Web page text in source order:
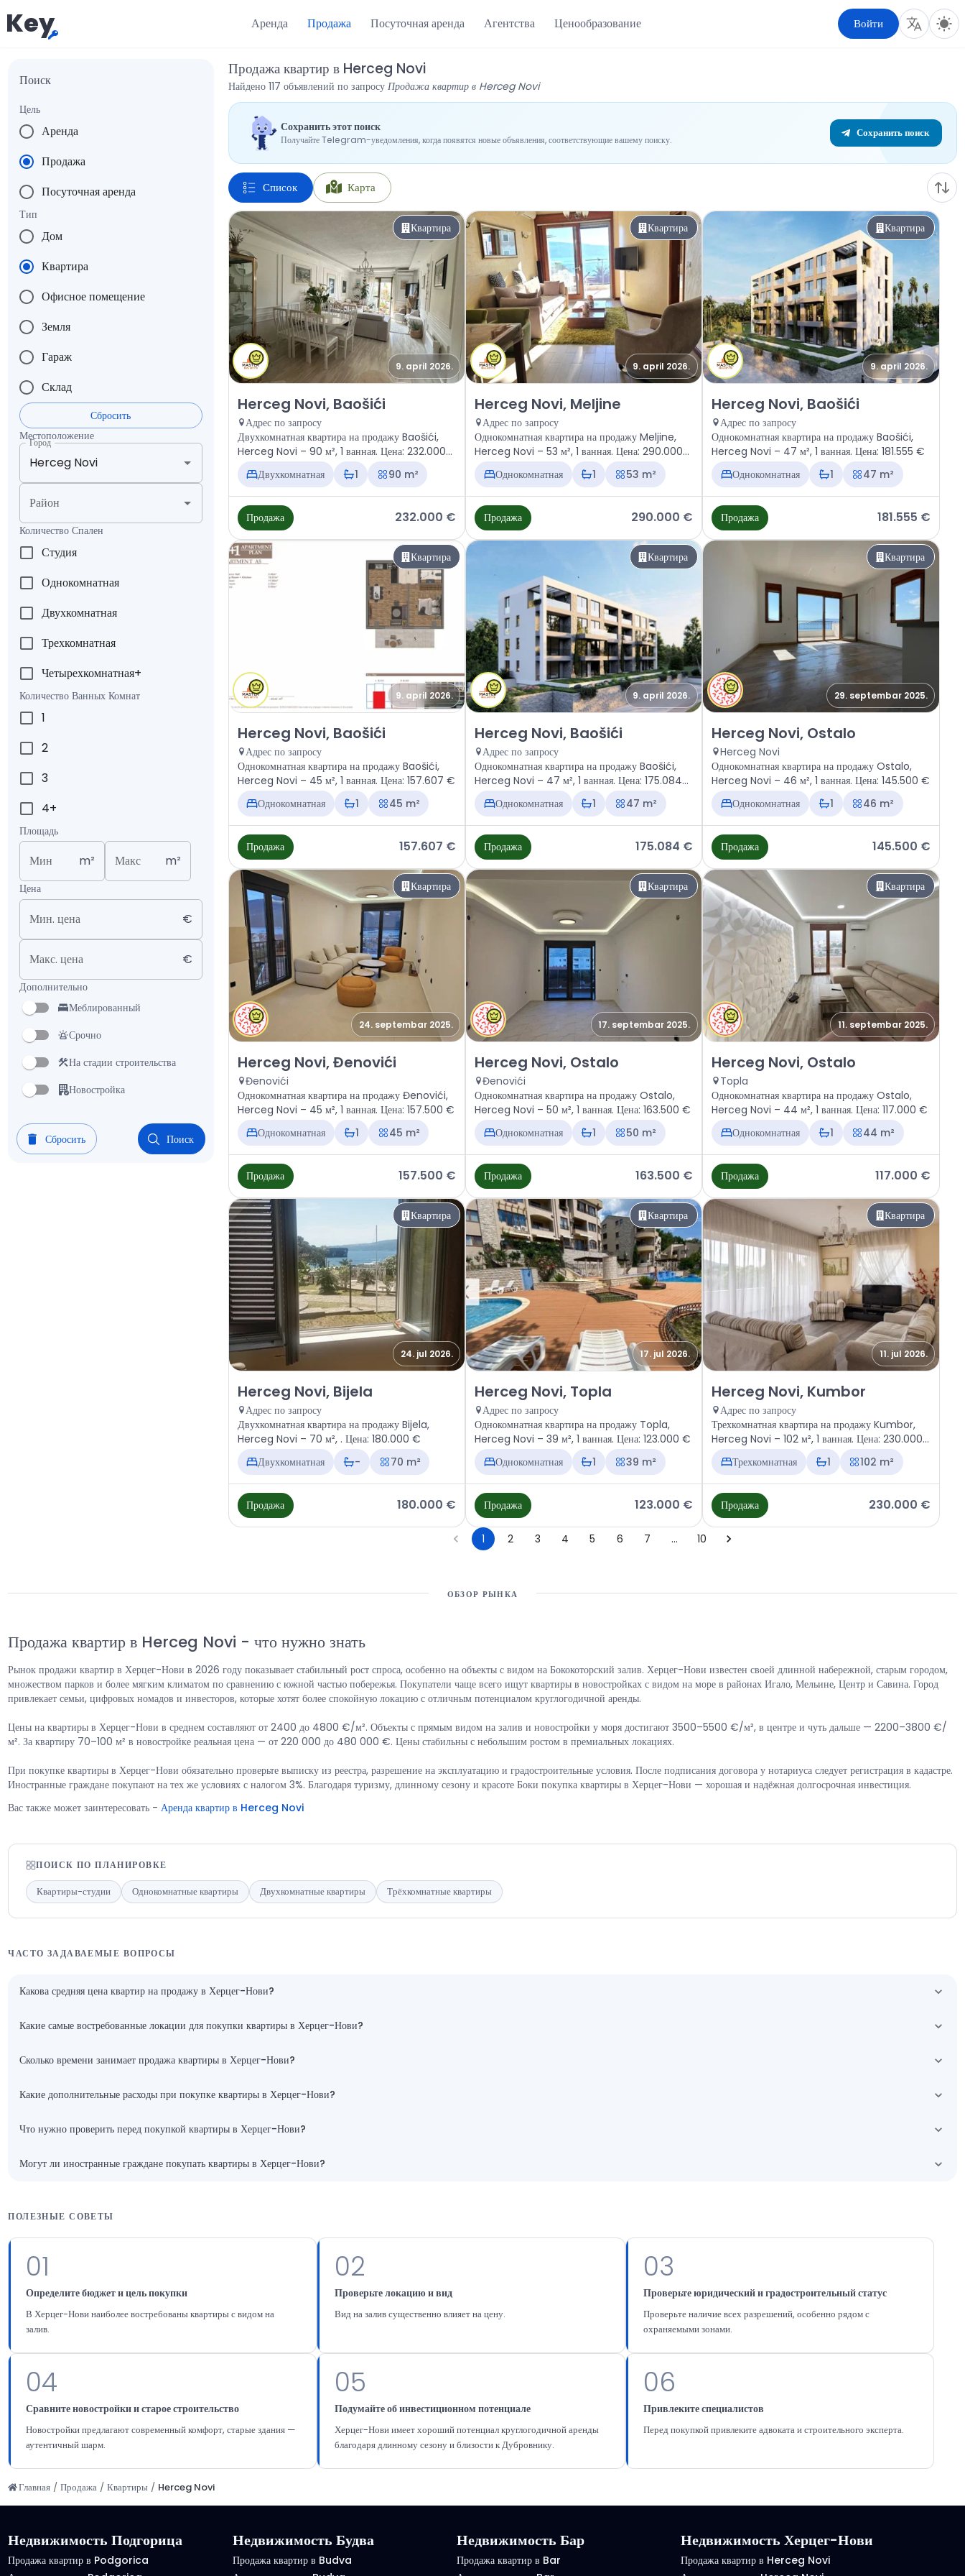
Key Аренда Продажа Посуточная аренда Агентства Ценообразование Войти
Поиск
Цель
Аренда
Продажа
Посуточная аренда
Тип
Дом
Квартира
Офисное помещение
Земля
Гараж
Склад
Сбросить
Местоположение
Город
Район
Количество Спален
Студия
Однокомнатная
Двухкомнатная
Трехкомнатная
Четырехкомнатная+
Количество Ванных Комнат
1
2
3
4+
Площадь
Мин m² Макс m²
Цена
Мин. цена €
Макс. цена €
Дополнительно
Меблированный
Срочно
На стадии строительства
Новостройка
Сбросить Поиск
Продажа квартир в Herceg Novi
Найдено 117 объявлений по запросу Продажа квартир в Herceg Novi
Сохранить этот поиск
Получайте Telegram-уведомления, когда появятся новые объявления, соответствующие вашему поиску.
Сохранить поиск
Список Карта
Квартира
9. april 2026.
Продажа - Квартира Herceg Novi, Baošići
Herceg Novi, Baošići
Адрес по запросу
Двухкомнатная квартира на продажу Baošići,
Herceg Novi – 90 м², 1 ванная. Цена: 232.000
€
Двухкомнатная 1 90 m²
Продажа 232.000 €
Квартира
9. april 2026.
Продажа - Квартира Herceg Novi, Meljine
Herceg Novi, Meljine
Адрес по запросу
Однокомнатная квартира на продажу Meljine,
Herceg Novi – 53 м², 1 ванная. Цена: 290.000
€
Однокомнатная 1 53 m²
Продажа 290.000 €
Квартира
9. april 2026.
Продажа - Квартира Herceg Novi, Baošići
Herceg Novi, Baošići
Адрес по запросу
Однокомнатная квартира на продажу Baošići,
Herceg Novi – 47 м², 1 ванная. Цена: 181.555 €
Однокомнатная
1 47 m²
Продажа 181.555 €
Квартира
9. april 2026.
Продажа - Квартира Herceg Novi, Baošići
Herceg Novi, Baošići
Адрес по запросу
Однокомнатная квартира на продажу Baošići,
Herceg Novi – 45 м², 1 ванная. Цена: 157.607 €
Однокомнатная
1 45 m²
Продажа 157.607 €
Квартира
9. april 2026.
Продажа - Квартира Herceg Novi, Baošići
Herceg Novi, Baošići
Адрес по запросу
Однокомнатная квартира на продажу Baošići,
Herceg Novi – 47 м², 1 ванная. Цена: 175.084
€
Однокомнатная 1 47 m²
Продажа 175.084 €
Квартира
29. septembar 2025.
Продажа - Квартира Herceg Novi, Ostalo
Herceg Novi, Ostalo
Herceg Novi
Однокомнатная квартира на продажу Ostalo,
Herceg Novi – 46 м², 1 ванная. Цена: 145.500 €
Однокомнатная
1 46 m²
Продажа 145.500 €
Квартира
24. septembar 2025.
Продажа - Квартира Herceg Novi, Đenovići
Herceg Novi, Đenovići
Đenovići
Однокомнатная квартира на продажу Đenovići,
Herceg Novi – 45 м², 1 ванная. Цена: 157.500 €
Однокомнатная
1 45 m²
Продажа 157.500 €
Квартира
17. septembar 2025.
Продажа - Квартира Herceg Novi, Ostalo
Herceg Novi, Ostalo
Đenovići
Однокомнатная квартира на продажу Ostalo,
Herceg Novi – 50 м², 1 ванная. Цена: 163.500 €
Однокомнатная
1 50 m²
Продажа 163.500 €
Квартира
11. septembar 2025.
Продажа - Квартира Herceg Novi, Ostalo
Herceg Novi, Ostalo
Topla
Однокомнатная квартира на продажу Ostalo,
Herceg Novi – 44 м², 1 ванная. Цена: 117.000 €
Однокомнатная
1 44 m²
Продажа 117.000 €
Квартира
24. jul 2026.
Продажа - Квартира Herceg Novi, Bijela
Herceg Novi, Bijela
Адрес по запросу
Двухкомнатная квартира на продажу Bijela,
Herceg Novi – 70 м², . Цена: 180.000 €
Двухкомнатная
- 70 m²
Продажа 180.000 €
Квартира
17. jul 2026.
Продажа - Квартира Herceg Novi, Topla
Herceg Novi, Topla
Адрес по запросу
Однокомнатная квартира на продажу Topla,
Herceg Novi – 39 м², 1 ванная. Цена: 123.000 €
Однокомнатная
1 39 m²
Продажа 123.000 €
Квартира
11. jul 2026.
Продажа - Квартира Herceg Novi, Kumbor
Herceg Novi, Kumbor
Адрес по запросу
Трехкомнатная квартира на продажу Kumbor,
Herceg Novi – 102 м², 1 ванная. Цена: 230.000
€
Трехкомнатная 1 102 m²
Продажа 230.000 €
1 2 3 4 5 6 7 … 10
ОБЗОР РЫНКА
Продажа квартир в Herceg Novi -что нужно знать
Рынок продажи квартир в Херцег-Нови в 2026 году показывает стабильный рост спроса, особенно на объекты с видом на Бококоторский залив. Херцег-Нови известен своей длинной набережной, старым городом,
множеством парков и более мягким климатом по сравнению с южной частью побережья. Покупатели чаще всего ищут квартиры в новостройках с видом на море в районах Игало, Мельине, Центр и Савина. Город
привлекает семьи, цифровых номадов и инвесторов, которые хотят более спокойную локацию с отличным потенциалом круглогодичной аренды.
Цены на квартиры в Херцег-Нови в среднем составляют от 2400 до 4800 €/м². Объекты с прямым видом на залив и новостройки у моря достигают 3500–5500 €/м², в центре и чуть дальше — 2200–3800 €/
м². За квартиру 70–100 м² в новостройке реальная цена — от 220 000 до 480 000 €. Цены стабильны с небольшим ростом в премиальных локациях.
При покупке квартиры в Херцег-Нови обязательно проверьте выписку из реестра, разрешение на эксплуатацию и градостроительные условия. После подписания договора у нотариуса следует регистрация в кадастре.
Иностранные граждане покупают на тех же условиях с налогом 3%. Благодаря туризму, длинному сезону и красоте Боки покупка квартиры в Херцег-Нови — хорошая и надёжная долгосрочная инвестиция.
Вас также может заинтересовать - Аренда квартир в Herceg Novi
ПОИСК ПО ПЛАНИРОВКЕ
Квартиры-студии Однокомнатные квартиры Двухкомнатные квартиры Трёхкомнатные квартиры
ЧАСТО ЗАДАВАЕМЫЕ ВОПРОСЫ
Какова средняя цена квартир на продажу в Херцег-Нови?
Какие самые востребованные локации для покупки квартиры в Херцег-Нови?
Сколько времени занимает продажа квартиры в Херцег-Нови?
Какие дополнительные расходы при покупке квартиры в Херцег-Нови?
Что нужно проверить перед покупкой квартиры в Херцег-Нови?
Могут ли иностранные граждане покупать квартиры в Херцег-Нови?
ПОЛЕЗНЫЕ СОВЕТЫ
01
Определите бюджет и цель покупки
В Херцег-Нови наиболее востребованы квартиры с видом на
залив.
02
Проверьте локацию и вид
Вид на залив существенно влияет на цену.
03
Проверьте юридический и градостроительный статус
Проверьте наличие всех разрешений, особенно рядом с
охраняемыми зонами.
04
Сравните новостройки и старое строительство
Новостройки предлагают современный комфорт, старые здания —
аутентичный шарм.
05
Подумайте об инвестиционном потенциале
Херцег-Нови имеет хороший потенциал круглогодичной аренды
благодаря длинному сезону и близости к Дубровнику.
06
Привлеките специалистов
Перед покупкой привлеките адвоката и строительного эксперта.
Главная / Продажа / Квартиры / Herceg Novi
Недвижимость Подгорица
Продажа квартир в Podgorica
Недвижимость Будва
Продажа квартир в Budva
Недвижимость Бар
Продажа квартир в Bar
Недвижимость Херцег-Нови
Продажа квартир в Herceg Novi